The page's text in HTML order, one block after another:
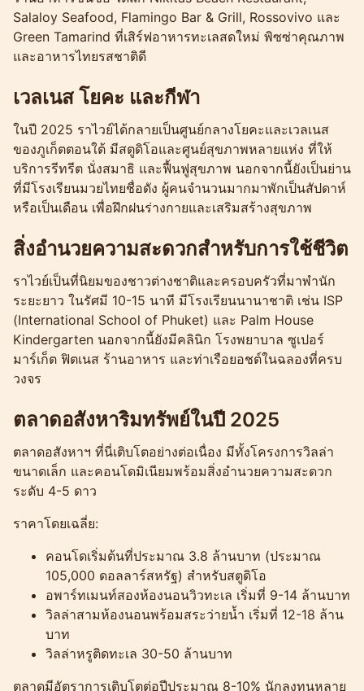
Salaloy Seafood, Flamingo Bar & Grill, Rossovivo และ
Green Tamarind ที่เสิร์ฟอาหารทะเลสดใหม่ พิซซ่าคุณภาพ
และอาหารไทยรสชาติดี
เวลเนส โยคะ และกีฬา
ในปี 2025 ราไวย์ได้กลายเป็นศูนย์กลางโยคะและเวลเนส
ของภูเก็ตตอนใต้ มีสตูดิโอและศูนย์สุขภาพหลายแห่ง ที่ให้
บริการรีทรีต นั่งสมาธิ และฟื้นฟูสุขภาพ นอกจากนี้ยังเป็นย่าน
ที่มีโรงเรียนมวยไทยชื่อดัง ผู้คนจำนวนมากมาพักเป็นสัปดาห์
หรือเป็นเดือน เพื่อฝึกฝนร่างกายและเสริมสร้างสุขภาพ
สิ่งอำนวยความสะดวกสำหรับการใช้ชีวิต
ราไวย์เป็นที่นิยมของชาวต่างชาติและครอบครัวที่มาพำนัก
ระยะยาว ในรัศมี 10-15 นาที มีโรงเรียนนานาชาติ เช่น ISP
(International School of Phuket) และ Palm House
Kindergarten นอกจากนี้ยังมีคลินิก โรงพยาบาล ซูเปอร์
มาร์เก็ต ฟิตเนส ร้านอาหาร และท่าเรือยอชต์ในฉลองที่ครบ
วงจร
ตลาดอสังหาริมทรัพย์ในปี 2025
ตลาดอสังหาฯ ที่นี่เติบโตอย่างต่อเนื่อง มีทั้งโครงการวิลล่า
ขนาดเล็ก และคอนโดมิเนียมพร้อมสิ่งอำนวยความสะดวก
ระดับ 4-5 ดาว
ราคาโดยเฉลี่ย:
คอนโดเริ่มต้นที่ประมาณ 3.8 ล้านบาท (ประมาณ
105,000 ดอลลาร์สหรัฐ) สำหรับสตูดิโอ
อพาร์ทเมนท์สองห้องนอนวิวทะเล เริ่มที่ 9-14 ล้านบาท
วิลล่าสามห้องนอนพร้อมสระว่ายน้ำ เริ่มที่ 12-18 ล้าน
บาท
วิลล่าหรูติดทะเล 30-50 ล้านบาท
ตลาดมีอัตราการเติบโตต่อปีประมาณ 8-10% นักลงทุนหลาย